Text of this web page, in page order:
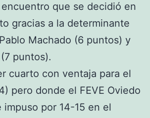
que se decidió en
gracias a la determinante
Machado (6 puntos) y
puntos).
cuarto con ventaja para el
pero donde el FEVE Oviedo
impuso por 14-15 en el